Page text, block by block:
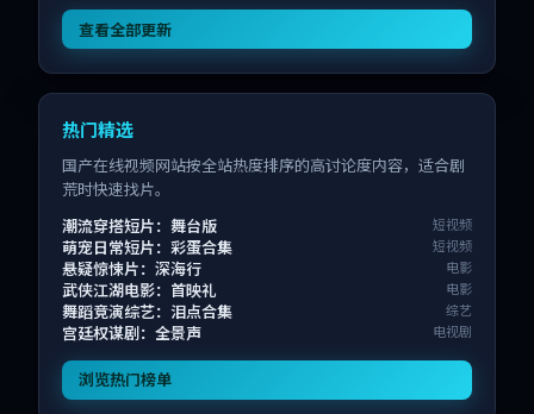
查看全部更新
热门精选
国产在线视频网站按全站热度排序的高讨论度内容，适合剧
荒时快速找片。
潮流穿搭短片：舞台版
短视频
萌宠日常短片：彩蛋合集 短视频
悬疑惊悚片：深海行 电影
武侠江湖电影：首映礼 电影
舞蹈竞演综艺：泪点合集 综艺
宫廷权谋剧：全景声 电视剧
浏览热门榜单